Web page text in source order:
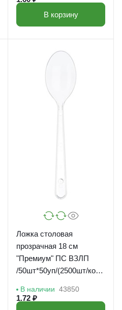
В корзину
Ложка столовая
прозрачная 18 см
"Премиум" ПС ВЗЛП
/50шт*50уп/(2500шт/кор)
В наличии 43850
1.72 ₽